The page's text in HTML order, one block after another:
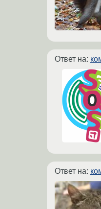
Ответ на:
Ответ на: